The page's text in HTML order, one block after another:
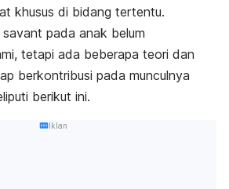
khusus di bidang tertentu.
savant pada anak belum
tetapi ada beberapa teori dan
berkontribusi pada munculnya
berikut ini.
Iklan